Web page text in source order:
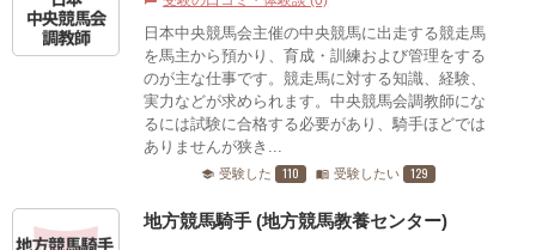
日本中央競馬会主催の中央競馬に出走する競走馬
を馬主から預かり、育成・訓練および管理をする
のが主な仕事です。競走馬に対する知識、経験、
実力などが求められます。中央競馬会調教師にな
るには試験に合格する必要があり、騎手ほどでは
ありませんが狭き...
school 受験した 110 menu_book 受験したい 129
地方競馬騎手 (地方競馬教養センター)